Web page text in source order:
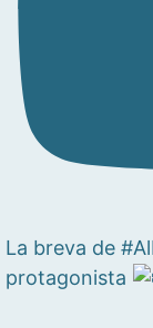
La breva de
protagonista